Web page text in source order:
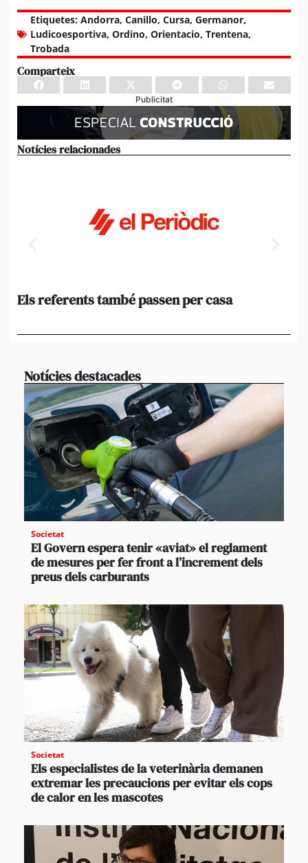
Etiquetes: Andorra, Canillo, Cursa, Germanor,
Ludicoesportiva, Ordino, Orientacio, Trentena,
Trobada
Comparteix
Publicitat
Notícies relacionades
Els referents també passen per casa
Notícies destacades
Societat
El Govern espera tenir «aviat» el reglament
de mesures per fer front a l’increment dels
preus dels carburants
Societat
Els especialistes de la veterinària demanen
extremar les precaucions per evitar els cops
de calor en les mascotes